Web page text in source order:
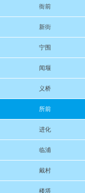
衙前
新街
宁围
闻堰
义桥
所前
进化
临浦
戴村
楼塔